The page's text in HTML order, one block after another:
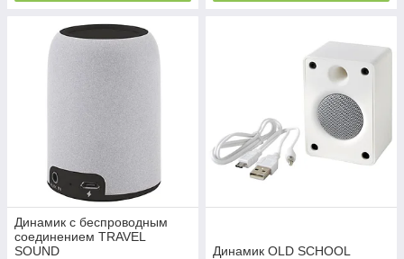
Динамик с беспроводным
соединением TRAVEL
SOUND
Динамик OLD SCHOOL